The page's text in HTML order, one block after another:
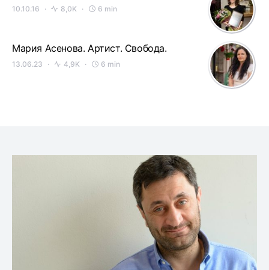
10.10.16 8,0K 6 min
Мария Асенова. Артист. Свобода.
13.06.23 4,9K 6 min